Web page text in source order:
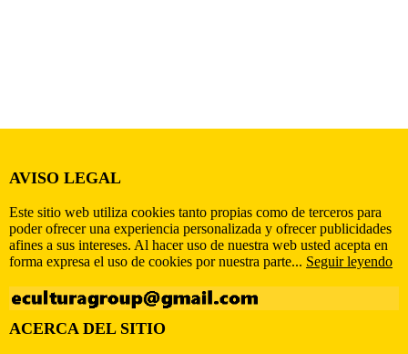
AVISO LEGAL
Este sitio web utiliza cookies tanto propias como de terceros para
poder ofrecer una experiencia personalizada y ofrecer publicidades
afines a sus intereses. Al hacer uso de nuestra web usted acepta en
forma expresa el uso de cookies por nuestra parte... Seguir leyendo
ACERCA DEL SITIO